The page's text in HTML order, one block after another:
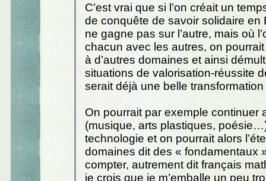
C’est vrai que si l’on créait un
de conquête de savoir solidaire en
ne gagne pas sur l’autre, mais où
chacun avec les autres, on pourrait
à d’autres domaines et ainsi
situations de valorisation-réussite
serait déjà une belle transformation
On pourrait par exemple continuer
(musique, arts plastiques,
technologie et on pourrait alors
domaines dit des « fondamentaux
compter, autrement dit français
je crois que je m’emballe un peu